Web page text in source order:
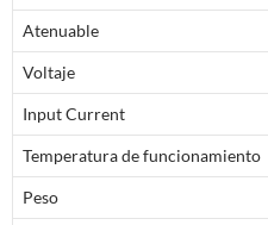
Atenuable
Voltaje
Input Current
Temperatura de funcionamiento
Peso